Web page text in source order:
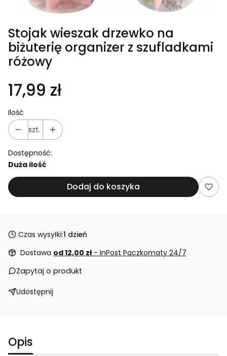
Stojak wieszak drzewko na
biżuterię organizer z szufladkami
różowy
17,99 zł
Ilość
szt.
Dostępność:
Duża ilość
Dodaj do koszyka
Czas wysyłki:1 dzień
Dostawa od 12,00 zł - InPost Paczkomaty 24/7
Zapytaj o produkt
Udostępnij
Opis